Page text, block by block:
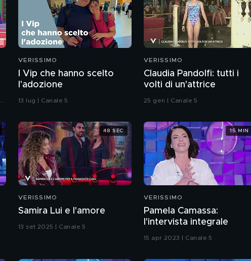
VERISSIMO
I Vip che hanno scelto
l'adozione
13 lug | Canale 5
VERISSIMO
Claudia Pandolfi: tutti i
volti di un'attrice
25 gen | Canale 5
VERISSIMO
Samira Lui e l'amore
13 set 2025 | Canale 5
48 SEC
VERISSIMO
Pamela Camassa:
l'intervista integrale
15 apr 2023 | Canale 5
15 MIN